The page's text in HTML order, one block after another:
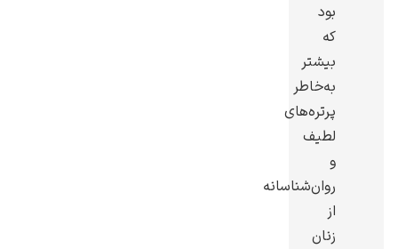
بود
که
بیشتر
به‌خاطر
پرتره‌های
لطیف
و
روان‌شناسانه
از
زنان